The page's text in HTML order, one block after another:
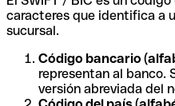
caracteres que identifica a
sucursal.
Código bancario
representan al banco.
versión abreviada del